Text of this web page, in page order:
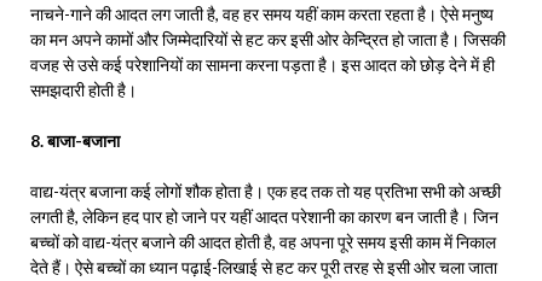
नाचने-गाने की आदत लग जाती है, वह हर समय यहीं काम करता रहता है। ऐसे मनुष्य
का मन अपने कामों और जिम्मेदारियों से हट कर इसी ओर केन्द्रित हो जाता है। जिसकी
वजह से उसे कई परेशानियों का सामना करना पड़ता है। इस आदत को छोड़ देने में ही
समझदारी होती है।
8. बाजा-बजाना
वाद्य-यंत्र बजाना कई लोगों शौक होता है। एक हद तक तो यह प्रतिभा सभी को अच्छी
लगती है, लेकिन हद पार हो जाने पर यहीं आदत परेशानी का कारण बन जाती है। जिन
बच्चों को वाद्य-यंत्र बजाने की आदत होती है, वह अपना पूरे समय इसी काम में निकाल
देते हैं। ऐसे बच्चों का ध्यान पढ़ाई-लिखाई से हट कर पूरी तरह से इसी ओर चला जाता